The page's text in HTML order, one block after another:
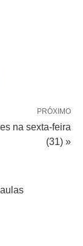
PRÓXIMO
na sexta-feira
(31) »